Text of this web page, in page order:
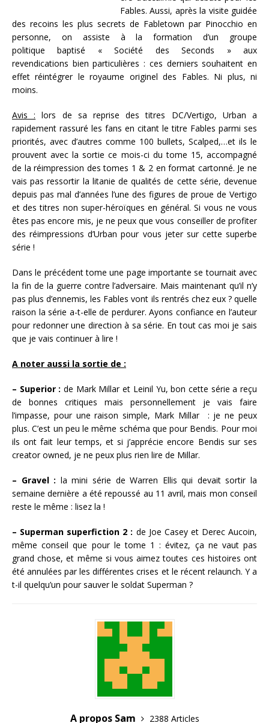
Fables. Aussi, après la visite guidée
des recoins les plus secrets de Fabletown par Pinocchio en
personne, on assiste à la formation d’un groupe
politique baptisé « Société des Seconds » aux
revendications bien particulières : ces derniers souhaitent en
effet réintégrer le royaume originel des Fables. Ni plus, ni
moins.
Avis : lors de sa reprise des titres DC/Vertigo, Urban a
rapidement rassuré les fans en citant le titre Fables parmi ses
priorités, avec d’autres comme 100 bullets, Scalped,…et ils le
prouvent avec la sortie ce mois-ci du tome 15, accompagné
de la réimpression des tomes 1 & 2 en format cartonné. Je ne
vais pas ressortir la litanie de qualités de cette série, devenue
depuis pas mal d’années l’une des figures de proue de Vertigo
et des titres non super-héroïques en général. Si vous ne vous
êtes pas encore mis, je ne peux que vous conseiller de profiter
des réimpressions d’Urban pour vous jeter sur cette superbe
série !
Dans le précédent tome une page importante se tournait avec
la fin de la guerre contre l’adversaire. Mais maintenant qu’il n’y
pas plus d’ennemis, les Fables vont ils rentrés chez eux ? quelle
raison la série a-t-elle de perdurer. Ayons confiance en l’auteur
pour redonner une direction à sa série. En tout cas moi je sais
que je vais continuer à lire !
A noter aussi la sortie de :
– Superior : de Mark Millar et Leinil Yu, bon cette série a reçu
de bonnes critiques mais personnellement je vais faire
l’impasse, pour une raison simple, Mark Millar : je ne peux
plus. C’est un peu le même schéma que pour Bendis. Pour moi
ils ont fait leur temps, et si j’apprécie encore Bendis sur ses
creator owned, je ne peux plus rien lire de Millar.
– Gravel : la mini série de Warren Ellis qui devait sortir la
semaine dernière a été repoussé au 11 avril, mais mon conseil
reste le même : lisez la !
– Superman superfiction 2 : de Joe Casey et Derec Aucoin,
même conseil que pour le tome 1 : évitez, ça ne vaut pas
grand chose, et même si vous aimez toutes ces histoires ont
été annulées par les différentes crises et le récent relaunch. Y a
t-il quelqu’un pour sauver le soldat Superman ?
A propos Sam 2388 Articles